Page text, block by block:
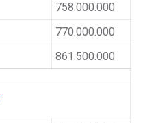
758.000.000
770.000.000
861.500.000